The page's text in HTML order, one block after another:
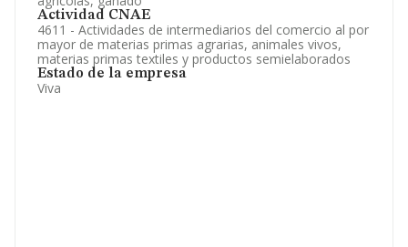
Actividad CNAE
4611 - Actividades de intermediarios del comercio al por
mayor de materias primas agrarias, animales vivos,
materias primas textiles y productos semielaborados
Estado de la empresa
Viva